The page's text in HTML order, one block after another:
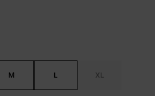
M L XL